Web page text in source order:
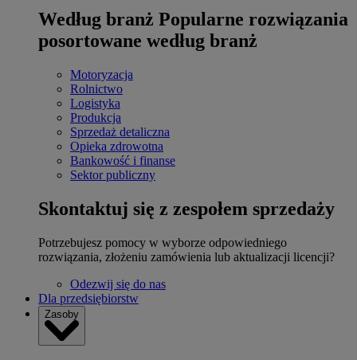
Według branż Popularne rozwiązania
posortowane według branż
Motoryzacja
Rolnictwo
Logistyka
Produkcja
Sprzedaż detaliczna
Opieka zdrowotna
Bankowość i finanse
Sektor publiczny
Skontaktuj się z zespołem sprzedaży
Potrzebujesz pomocy w wyborze odpowiedniego
rozwiązania, złożeniu zamówienia lub aktualizacji licencji?
Odezwij się do nas
Dla przedsiębiorstw
Zasoby